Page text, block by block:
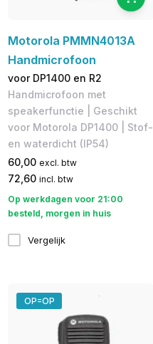
Motorola PMMN4013A
Handmicrofoon
voor DP1400 en R2
Handmicrofoon met
speakerfunctie | Geschikt
voor Motorola DP1400 | Stof-
en waterdicht (IP54)
60,00 excl. btw
72,60 incl. btw
Op werkdagen voor 21:00
besteld, morgen in huis
Vergelijk
OP=OP